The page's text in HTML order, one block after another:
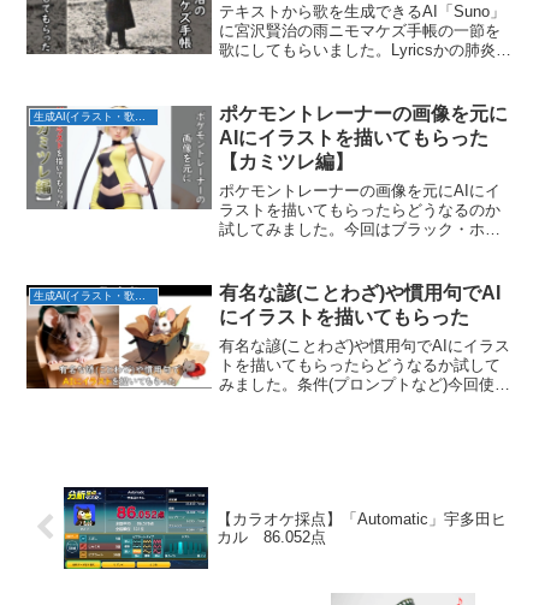
テキストから歌を生成できるAI「Suno」
に宮沢賢治の雨ニモマケズ手帳の一節を
歌にしてもらいました。Lyricsかの肺炎の
れ(あの肺炎で虫の息になっている状態を
思い起こ...
ポケモントレーナーの画像を元に
AIにイラストを描いてもらった
【カミツレ編】
ポケモントレーナーの画像を元にAIにイ
ラストを描いてもらったらどうなるのか
試してみました。今回はブラック・ホワ
ガ風カミツレ(BW2)写実風マンガ風カミ
ツレ(マジコス...
生成AI(イラスト・歌・BGM)
有名な諺(ことわざ)や慣用句でAI
にイラストを描いてもらった
有名な諺(ことわざ)や慣用句でAIにイラス
トを描いてもらったらどうなるか試して
みました。条件(プロンプトなど)今回使用
【カラオケ採点】「Automatic」宇多田ヒ
カル 86.052点